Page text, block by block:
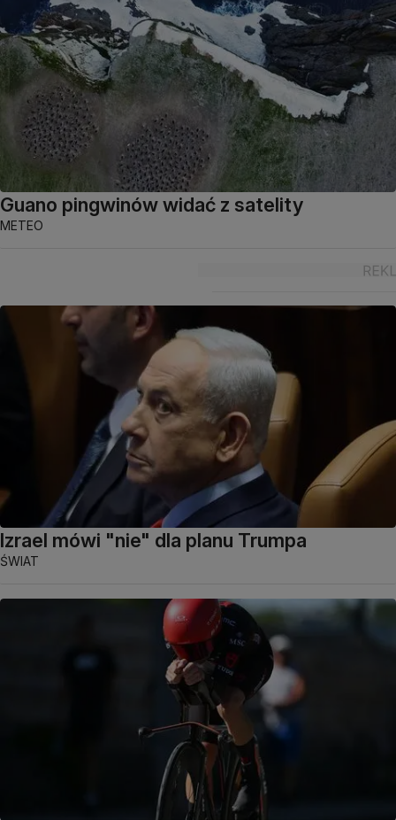
Guano pingwinów widać z satelity
METEO
Izrael mówi "nie" dla planu Trumpa
ŚWIAT